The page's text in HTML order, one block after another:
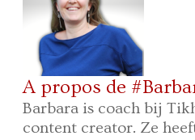
A propos de
Barbara is coach bij
content creator. Ze